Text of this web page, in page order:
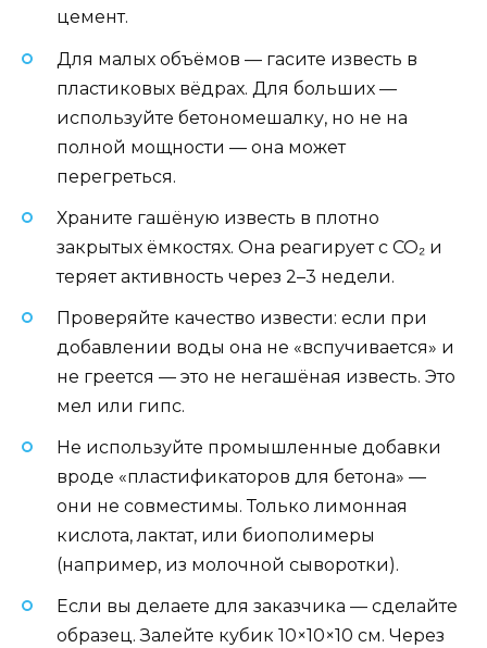
цемент.
Для малых объёмов — гасите известь в
пластиковых вёдрах. Для больших —
используйте бетономешалку, но не на
полной мощности — она может
перегреться.
Храните гашёную известь в плотно
закрытых ёмкостях. Она реагирует с CO₂ и
теряет активность через 2–3 недели.
Проверяйте качество извести: если при
добавлении воды она не «вспучивается» и
не греется — это не негашёная известь. Это
мел или гипс.
Не используйте промышленные добавки
вроде «пластификаторов для бетона» —
они не совместимы. Только лимонная
кислота, лактат, или биополимеры
(например, из молочной сыворотки).
Если вы делаете для заказчика — сделайте
образец. Залейте кубик 10×10×10 см. Через